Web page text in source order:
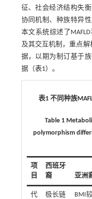
征、社会经济结构失
协同机制、种族特异
本文系统综述了
及其交互机制，重点
据，以期为制订基于
据（表1）。
表1 不同种族
Table 1
polymorphism
项
目
西班牙
裔
亚洲
代
极长链
BMI